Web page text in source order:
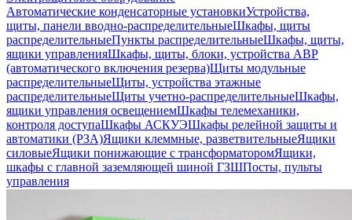
Автоматические конденсаторные установкиУстройства,
щиты, панели вводно-распределительныеШкафы, щиты
распределительныеПункты распределительныеШкафы, щиты,
ящики управленияШкафы, щиты, блоки, устройства АВР
(автоматического включения резерва)Щиты модульные
распределительныеЩиты, устройства этажные
распределительныеЩиты учетно-распределительныеШкафы,
ящики управления освещениемШкафы телемеханики,
контроля доступаШкафы АСКУЭШкафы релейной защиты и
автоматики (РЗА)Ящики клеммные, разветвительныеЯщики
силовыеЯщики понижающие с трансформаторомЯщики,
шкафы с главной заземляющей шиной ГЗШПосты, пульты
управления